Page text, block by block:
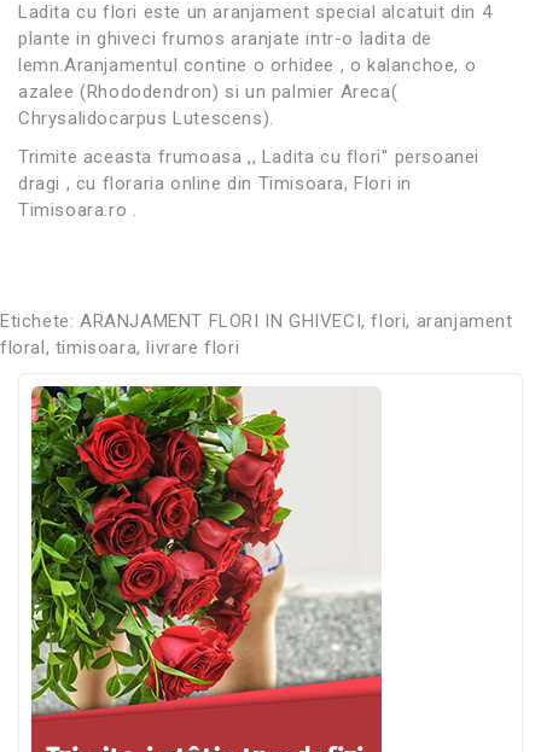
Ladita cu flori este un aranjament special alcatuit din 4
plante in ghiveci frumos aranjate intr-o ladita de
lemn.Aranjamentul contine o orhidee , o kalanchoe, o
azalee (Rhododendron) si un palmier Areca(
Chrysalidocarpus Lutescens).
Trimite aceasta frumoasa ,, Ladita cu flori'' persoanei
dragi , cu floraria online din Timisoara, Flori in
Timisoara.ro .
Etichete: ARANJAMENT FLORI IN GHIVECI,flori, aranjament
floral, timisoara,livrare flori